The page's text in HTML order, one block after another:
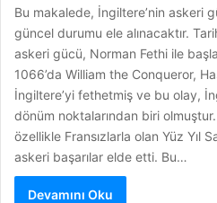
Bu makalede, İngiltere’nin askeri
güncel durumu ele alınacaktır.
askeri gücü, Norman Fethi ile
1066’da William the Conqueror,
İngiltere’yi fethetmiş ve bu olay,
dönüm noktalarından biri
özellikle Fransızlarla olan Yüz Yıl
askeri başarılar elde etti. Bu…
Devamını Oku